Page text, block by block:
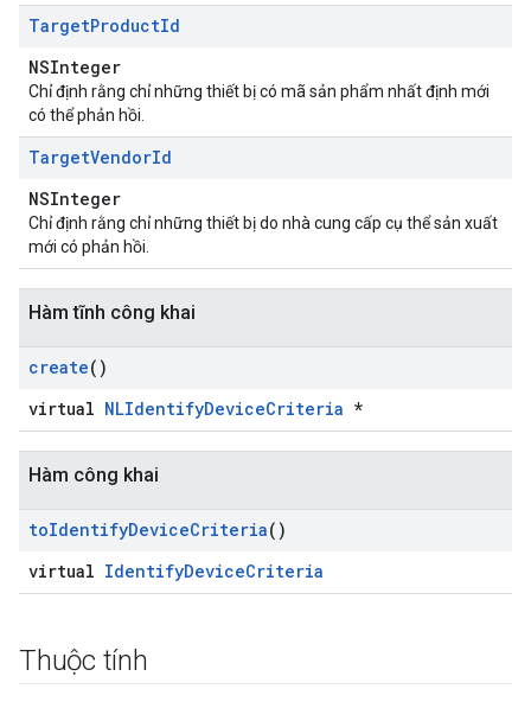
TargetProductId
NSInteger
Chỉ định rằng chỉ những thiết bị có mã sản phẩm nhất định mới
có thể phản hồi.
TargetVendorId
NSInteger
Chỉ định rằng chỉ những thiết bị do nhà cung cấp cụ thể sản xuất
mới có phản hồi.
Hàm tĩnh công khai
create()
virtual NLIdentifyDeviceCriteria *
Hàm công khai
toIdentifyDeviceCriteria()
virtual IdentifyDeviceCriteria
Thuộc tính